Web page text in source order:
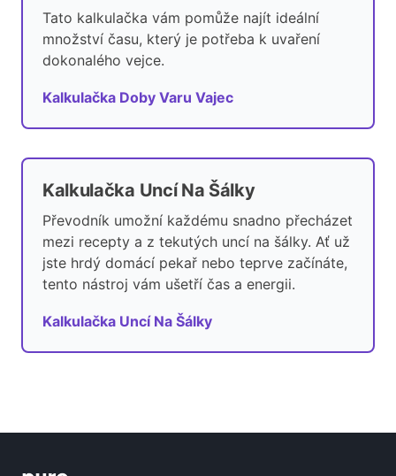
Tato kalkulačka vám pomůže najít ideální
množství času, který je potřeba k uvaření
dokonalého vejce.
Kalkulačka Doby Varu Vajec
Kalkulačka Uncí Na Šálky
Převodník umožní každému snadno přecházet
mezi recepty a z tekutých uncí na šálky. Ať už
jste hrdý domácí pekař nebo teprve začínáte,
tento nástroj vám ušetří čas a energii.
Kalkulačka Uncí Na Šálky